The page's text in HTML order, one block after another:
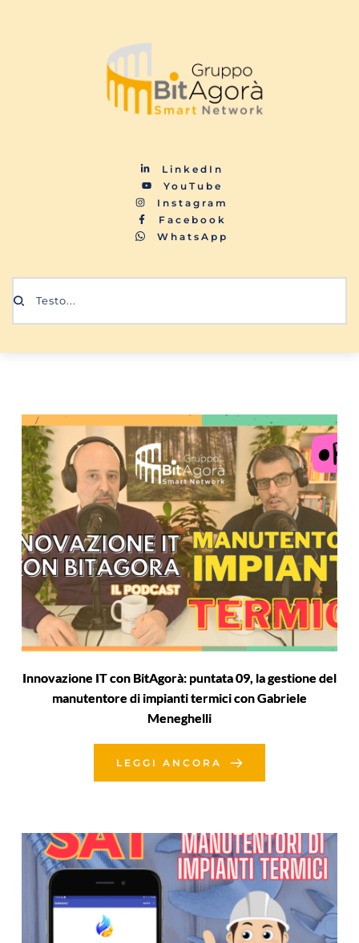
LinkedIn
YouTube
Instagram
Facebook
WhatsApp
Testo...
Innovazione IT con BitAgorà: puntata 09, la gestione del
manutentore di impianti termici con Gabriele
Meneghelli
LEGGI ANCORA